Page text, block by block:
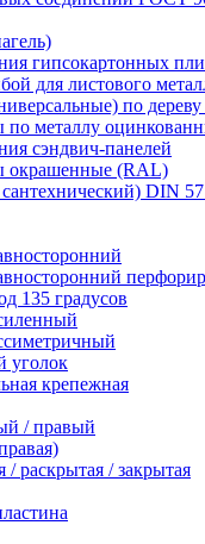
гипсокартонных
для листового
по
по металлу
сэндвич-панелей
окрашенные (RAL)
DIN
135 градусов
уголок
крепежная
/ правый
раскрытая / закрытая